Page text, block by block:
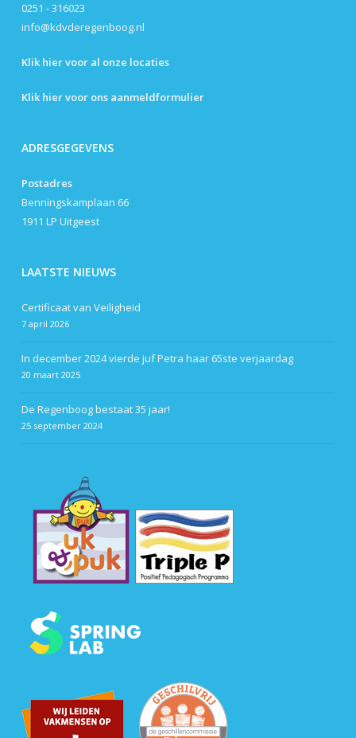
0251 - 316023
info@kdvderegenboog.nl
Klik hier voor al onze locaties
Klik hier voor ons aanmeldformulier
ADRESGEGEVENS
Postadres
Benningskamplaan 66
1911 LP Uitgeest
LAATSTE NIEUWS
Certificaat van Veiligheid
7 april 2026
In december 2024 vierde juf Petra haar 65ste verjaardag
20 maart 2025
De Regenboog bestaat 35 jaar!
25 september 2024